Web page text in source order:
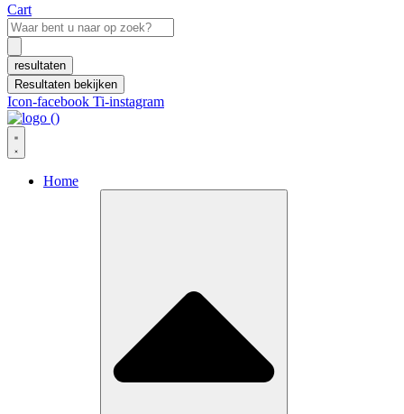
Cart
Search
...
resultaten
Resultaten bekijken
Icon-facebook Ti-instagram
Home